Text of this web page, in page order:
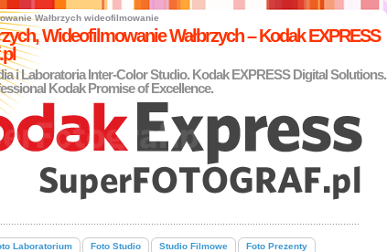
Wałbrzych wideofilmowanie
Wideofilmowanie Wałbrzych – Kodak EXPRESS
i Laboratoria Inter-Color Studio. Kodak EXPRESS Digital Solutions.
Kodak Promise of Excellence.
Laboratorium Foto Studio Studio Filmowe
Foto Prezenty